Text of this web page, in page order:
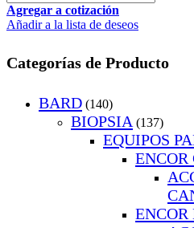
Agregar a cotización
Añadir a la lista de deseos
Categorías de Producto
BARD (140)
BIOPSIA (137)
EQUIPOS
ENCOR
ENCOR